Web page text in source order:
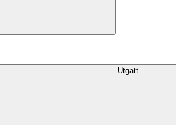
Utgått